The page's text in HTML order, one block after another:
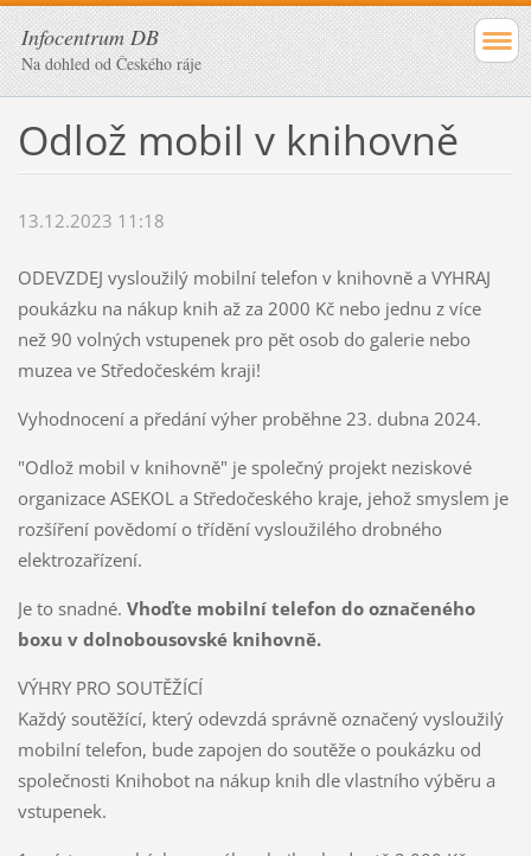
Infocentrum DB
Na dohled od Českého ráje
Odlož mobil v knihovně
13.12.2023 11:18
ODEVZDEJ vysloužilý mobilní telefon v knihovně a VYHRAJ
poukázku na nákup knih až za 2000 Kč nebo jednu z více
než 90 volných vstupenek pro pět osob do galerie nebo
muzea ve Středočeském kraji!
Vyhodnocení a předání výher proběhne 23. dubna 2024.
"Odlož mobil v knihovně" je společný projekt neziskové
organizace ASEKOL a Středočeského kraje, jehož smyslem je
rozšíření povědomí o třídění vysloužilého drobného
elektrozařízení.
Je to snadné. Vhoďte mobilní telefon do označeného
boxu v dolnobousovské knihovně.
VÝHRY PRO SOUTĚŽÍCÍ
Každý soutěžící, který odevzdá správně označený vysloužilý
mobilní telefon, bude zapojen do soutěže o poukázku od
společnosti Knihobot na nákup knih dle vlastního výběru a
vstupenek.